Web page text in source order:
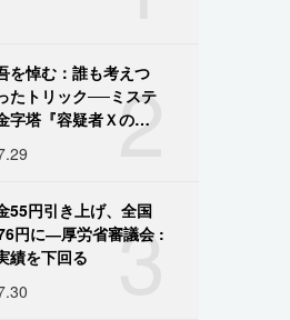
2
を悼む：誰も考えつ
たトリック──ミステ
字塔『容疑者Ｘの献
3
55円引き上げ、全国
円に―厚労省審議会 :
績を下回る